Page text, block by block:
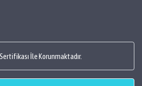
İle Korunmaktadır.